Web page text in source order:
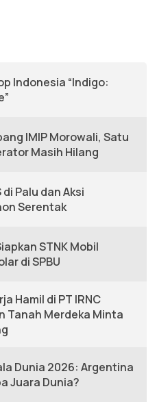
Indonesia “Indigo:
IMIP Morowali, Satu
Masih Hilang
Palu dan Aksi
Serentak
STNK Mobil
di SPBU
Hamil di PT IRNC
Tanah Merdeka Minta
Dunia 2026: Argentina
Juara Dunia?